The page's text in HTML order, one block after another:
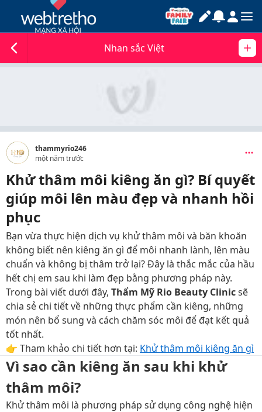
Nhan sắc Việt
thammyrio246
một năm trước
Khử thâm môi kiêng ăn gì? Bí quyết
giúp môi lên màu đẹp và nhanh hồi
phục
Bạn vừa thực hiện dịch vụ khử thâm môi và băn khoăn
không biết nên kiêng ăn gì để môi nhanh lành, lên màu
chuẩn và không bị thâm trở lại? Đây là thắc mắc của hầu
hết chị em sau khi làm đẹp bằng phương pháp này.
Trong bài viết dưới đây, Thẩm Mỹ Rio Beauty Clinicsẽ
chia sẻ chi tiết về những thực phẩm cần kiêng, những
món nên bổ sung và cách chăm sóc môi để đạt kết quả
tốt nhất.
👉 Tham khảo chi tiết hơn tại: Khử thâm môi kiêng ăn gì
Vì sao cần kiêng ăn sau khi khử
thâm môi?
Khử thâm môi là phương pháp sử dụng công nghệ hiện